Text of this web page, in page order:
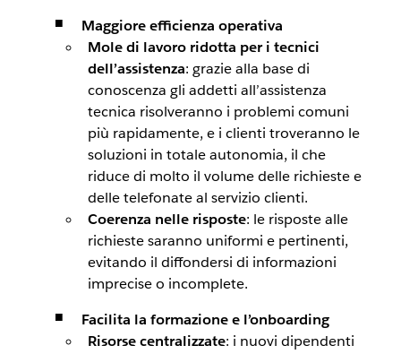
Maggiore efficienza operativa
Mole di lavoro ridotta per i tecnici
dell’assistenza: grazie alla base di
conoscenza gli addetti all’assistenza
tecnica risolveranno i problemi comuni
più rapidamente, e i clienti troveranno le
soluzioni in totale autonomia, il che
riduce di molto il volume delle richieste e
delle telefonate al servizio clienti.
Coerenza nelle risposte: le risposte alle
richieste saranno uniformi e pertinenti,
evitando il diffondersi di informazioni
imprecise o incomplete.
Facilita la formazione e l’onboarding
Risorse centralizzate: i nuovi dipendenti